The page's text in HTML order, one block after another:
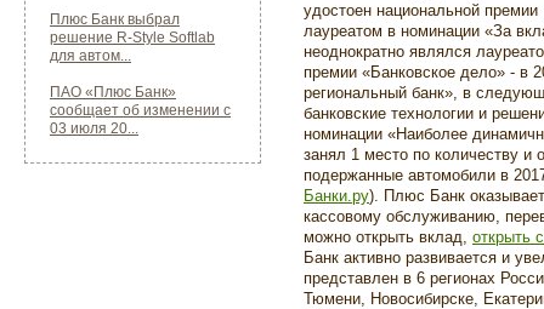
Плюс Банк выбрал
решение R-Style Softlab
для автом...
ПАО «Плюс Банк»
сообщает об изменении с
03 июля 20...
удостоен национальной
лауреатом в номинации «За
неоднократно являлся
премии «Банковское дело» - в
региональный банк», в
банковские технологии и
номинации «Наиболее
занял 1 место по количеству и
подержанные автомобили в
Банки.ру). Плюс Банк
кассовому обслуживанию,
можно открыть вклад, открыть
Банк активно развивается и
представлен в 6 регионах
Тюмени, Новосибирске,